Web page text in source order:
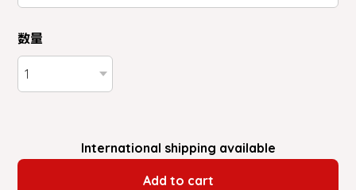
数量
International shipping available
Add to cart